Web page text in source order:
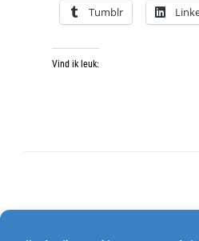
Tumblr
Vind ik leuk: